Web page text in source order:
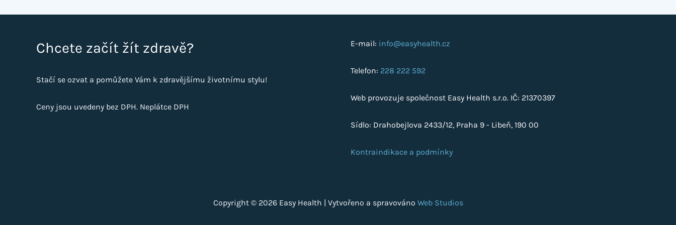
Chcete začít žít zdravě?
Stačí se ozvat a pomůžete Vám k zdravějšímu životnímu stylu!
Ceny jsou uvedeny bez DPH. Neplátce DPH
E-mail: info@easyhealth.cz
Telefon: 228 222 592
Web provozuje společnost Easy Health s.r.o. IČ: 21370397
Sídlo: Drahobejlova 2433/12, Praha 9 - Libeň, 190 00
Kontraindikace a podmínky
Copyright © 2026 Easy Health | Vytvořeno a spravováno Web Studios